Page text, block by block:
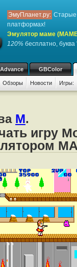
ЭмуПланет.ру: Старые
платформах!
Эмулятор маме
120% бесплатно, буква
GBColor
Обзоры Новости Игры:
M.
игру